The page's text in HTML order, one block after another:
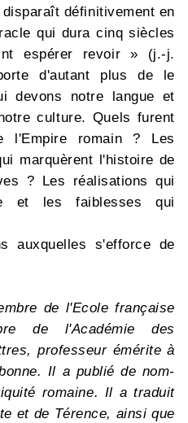
définitivement en
qui dura cinq siècles
espérer revoir » (j.-j.
d'autant plus de le
devons notre langue et
culture. Quels furent
l'Empire romain ? Les
marquèrent l'histoire de
? Les réalisations qui
et les faiblesses qui
auxquelles s'efforce de
de l'Ecole française
de l'Académie des
professeur émérite à
Il a publié de nom-
romaine. Il a traduit
et de Térence, ainsi que